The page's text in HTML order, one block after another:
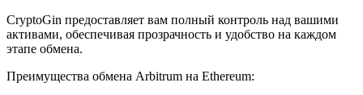
CryptoGin предоставляет вам полный контроль над вашими
активами, обеспечивая прозрачность и удобство на каждом
этапе обмена.
Преимущества обмена Arbitrum на Ethereum: